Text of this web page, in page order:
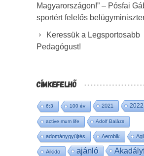
Magyarországon!” – Pósfai
sportért felelős
Keressük a Legsportosabb
Pedagógust!
CÍMKEFELHŐ
6:3 100 év 2021 2022
active mum life Adolf Balázs
adománygyűjtés Aerobik
Aikido ajánló